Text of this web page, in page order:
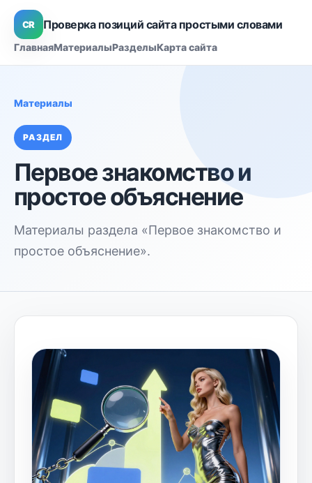
CR Проверка позиций сайта простыми словами
ГлавнаяМатериалыРазделыКарта сайта
Материалы
РАЗДЕЛ
Первое знакомство и
простое объяснение
Материалы раздела «Первое знакомство и
простое объяснение».